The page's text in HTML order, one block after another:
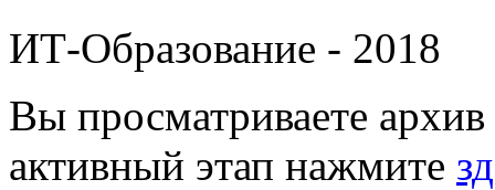
ИТ-Образование - 2018
Вы просматриваете
активный этап нажмите